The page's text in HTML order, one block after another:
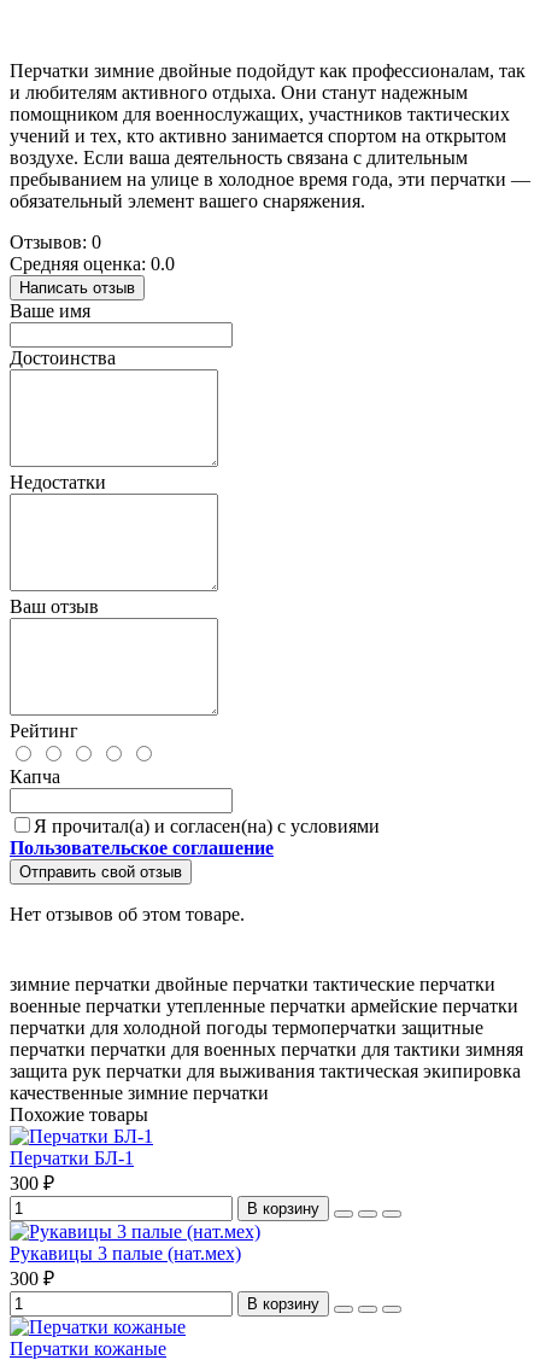
Перчатки зимние двойные подойдут как профессионалам, так
и любителям активного отдыха. Они станут надежным
помощником для военнослужащих, участников тактических
учений и тех, кто активно занимается спортом на открытом
воздухе. Если ваша деятельность связана с длительным
пребыванием на улице в холодное время года, эти перчатки —
обязательный элемент вашего снаряжения.
Отзывов: 0
Средняя оценка: 0.0
Написать отзыв
Ваше имя
Достоинства
Недостатки
Ваш отзыв
Рейтинг
Капча
Я прочитал(а) и согласен(на) с условиями
Пользовательское соглашение
Отправить свой отзыв
Нет отзывов об этом товаре.
зимние перчатки двойные перчатки тактические перчатки
военные перчатки утепленные перчатки армейские перчатки
перчатки для холодной погоды термоперчатки защитные
перчатки перчатки для военных перчатки для тактики зимняя
защита рук перчатки для выживания тактическая экипировка
качественные зимние перчатки
Похожие товары
Перчатки БЛ-1
300 ₽
В корзину
Рукавицы 3 палые (нат.мех)
300 ₽
В корзину
Перчатки кожаные